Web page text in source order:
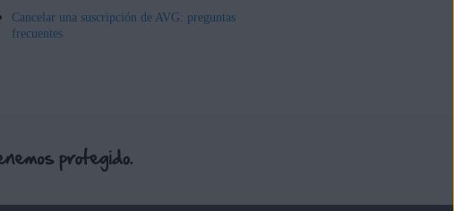
Cancelar una suscripción de AVG: preguntas
frecuentes